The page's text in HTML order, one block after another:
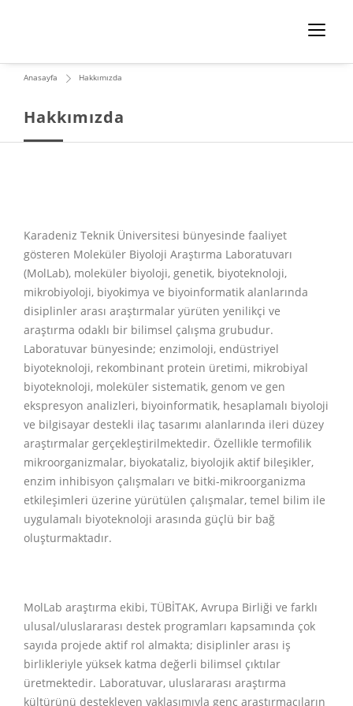
Hakkımızda
Anasayfa Hakkımızda
Karadeniz Teknik Üniversitesi bünyesinde faaliyet
gösteren Moleküler Biyoloji Araştırma Laboratuvarı
(MolLab), moleküler biyoloji, genetik, biyoteknoloji,
mikrobiyoloji, biyokimya ve biyoinformatik alanlarında
disiplinler arası araştırmalar yürüten yenilikçi ve
araştırma odaklı bir bilimsel çalışma grubudur.
Laboratuvar bünyesinde; enzimoloji, endüstriyel
biyoteknoloji, rekombinant protein üretimi, mikrobiyal
biyoteknoloji, moleküler sistematik, genom ve gen
ekspresyon analizleri, biyoinformatik, hesaplamalı biyoloji
ve bilgisayar destekli ilaç tasarımı alanlarında ileri düzey
araştırmalar gerçekleştirilmektedir. Özellikle termofilik
mikroorganizmalar, biyokataliz, biyolojik aktif bileşikler,
enzim inhibisyon çalışmaları ve bitki-mikroorganizma
etkileşimleri üzerine yürütülen çalışmalar, temel bilim ile
uygulamalı biyoteknoloji arasında güçlü bir bağ
oluşturmaktadır.
MolLab araştırma ekibi, TÜBİTAK, Avrupa Birliği ve farklı
ulusal/uluslararası destek programları kapsamında çok
sayıda projede aktif rol almakta; disiplinler arası iş
birlikleriyle yüksek katma değerli bilimsel çıktılar
üretmektedir. Laboratuvar, uluslararası araştırma
kültürünü destekleyen yaklaşımıyla genç araştırmacıların